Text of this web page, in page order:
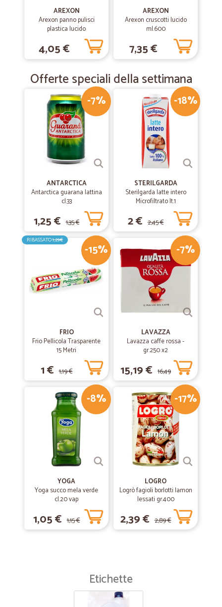
Consegna puntuale
16/03/2019
Poloni S.
Tutto perfetto
Consigliatissimo!!!
AREXON
Arexon panno pulisci
plastica lucido
4,05 €
AREXON
Arexon cruscotti lucido
ml.600
7,35 €
Offerte speciali della settimana
-7%
ANTARCTICA
Antarctica guarana lattina
cl.33
1,25 € 1,35 €
-18%
STERILGARDA
Sterilgarda latte intero
Microfiltrato lt.1
2 € 2,45 €
-15%
RIBASSATO1,29€
FRIO
Frio Pellicola Trasparente
15 Metri
1 € 1,19 €
-7%
LAVAZZA
Lavazza caffe rossa -
gr.250 x2
15,19 € 16,49
€
-8%
YOGA
Yoga succo mela verde
cl.20 vap
1,05 € 1,15 €
-17%
LOGRO
Logrò fagioli borlotti lamon
lessati gr.400
2,39 € 2,89 €
Etichette